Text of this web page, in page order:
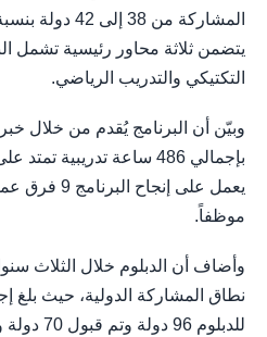
يتضمن ثلاثة محاور رئيسية تشمل
التكتيكي والتدريب الرياضي.
وبيّن أن البرنامج يُقدم من خلال
موظفاً.
وأضاف أن الدبلوم خلال الثلاث
نطاق المشاركة الدولية، حيث بلغ
للدبلوم